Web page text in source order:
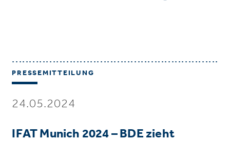
PRESSEMITTEILUNG
24.05.2024
IFAT Munich 2024 – BDE zieht